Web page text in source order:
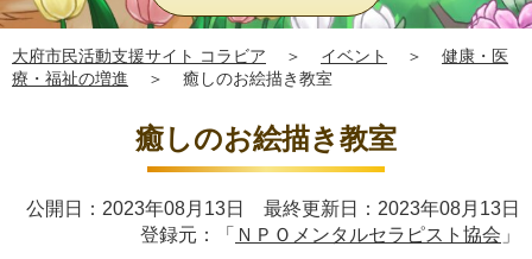
大府市民活動支援サイト コラビア ＞ イベント ＞
健康・医
療・福祉の増進
＞ 癒しのお絵描き教室
癒しのお絵描き教室
公開日：2023年08月13日 最終更新日：2023年08月13日
登録元：「 ＮＰＯメンタルセラピスト協会 」